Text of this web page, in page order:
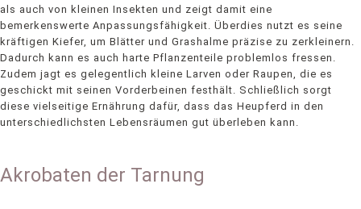
als auch von kleinen Insekten und zeigt damit eine
bemerkenswerte Anpassungsfähigkeit. Überdies nutzt es seine
kräftigen Kiefer, um Blätter und Grashalme präzise zu zerkleinern.
Dadurch kann es auch harte Pflanzenteile problemlos fressen.
Zudem jagt es gelegentlich kleine Larven oder Raupen, die es
geschickt mit seinen Vorderbeinen festhält. Schließlich sorgt
diese vielseitige Ernährung dafür, dass das Heupferd in den
unterschiedlichsten Lebensräumen gut überleben kann.
Akrobaten der Tarnung